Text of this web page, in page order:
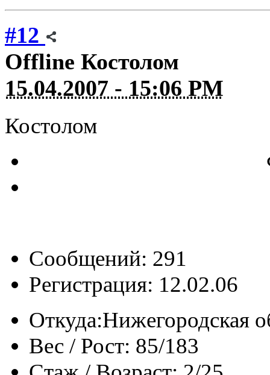
#12
Offline Костолом
15.04.2007 - 15:06 PM
Костолом
Сообщений: 291
Регистрация: 12.02.06
Откуда:Нижегородская
Вес / Рост: 85/183